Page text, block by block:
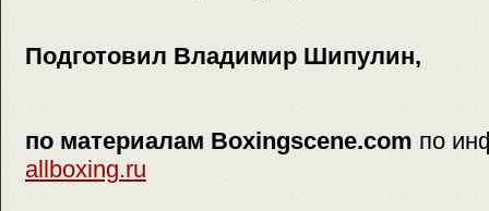
Подготовил Владимир Шипулин,
по материалам Boxingscene.com по
allboxing.ru